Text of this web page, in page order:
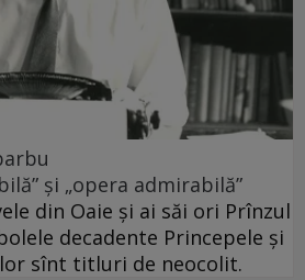
și „opera admirabilă”
din Oaie și ai săi ori Prînzul
decadente Princepele și
sînt titluri de neocolit.